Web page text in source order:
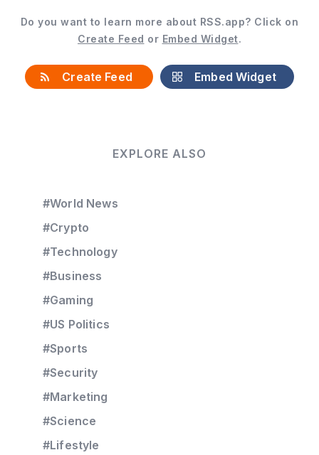
Do you want to learn more about RSS.app? Click on
Create Feed or Embed Widget.
Create Feed Embed Widget
EXPLORE ALSO
#World News
#Crypto
#Technology
#Business
#Gaming
#US Politics
#Sports
#Security
#Marketing
#Science
#Lifestyle